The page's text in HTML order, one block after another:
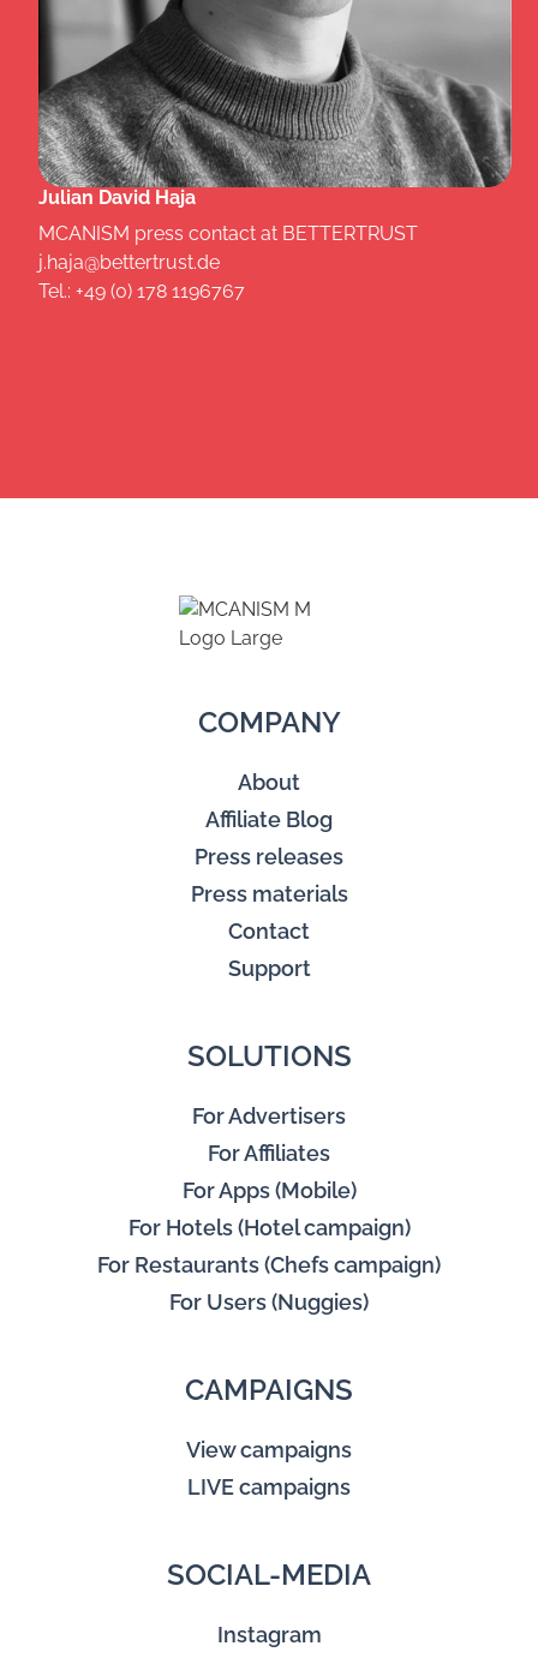
Julian David Haja
MCANISM press contact at BETTERTRUST
j.haja@bettertrust.de
Tel.: +49 (0) 178 1196767
COMPANY
About
Affiliate Blog
Press releases
Press materials
Contact
Support
SOLUTIONS
For Advertisers
For Affiliates
For Apps (Mobile)
For Hotels (Hotel campaign)
For Restaurants (Chefs campaign)
For Users (Nuggies)
CAMPAIGNS
View campaigns
LIVE campaigns
SOCIAL-MEDIA
Instagram